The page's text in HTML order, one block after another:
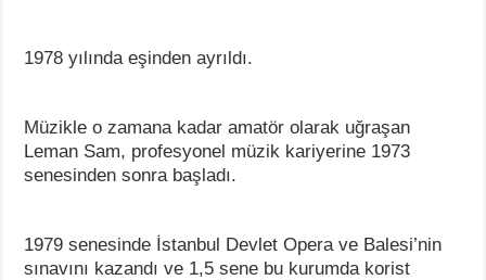
1978 yılında eşinden ayrıldı.
Müzikle o zamana kadar amatör olarak uğraşan
Leman Sam, profesyonel müzik kariyerine 1973
senesinden sonra başladı.
1979 senesinde İstanbul Devlet Opera ve Balesi’nin
sınavını kazandı ve 1,5 sene bu kurumda korist